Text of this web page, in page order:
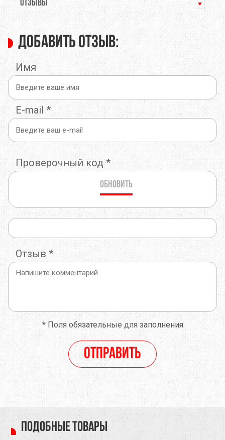
ОТЗЫВЫ
Добавить отзыв:
Имя
E-mail *
Проверочный код *
Обновить
Отзыв *
*Поля обязательные для заполнения
Отправить
Подобные товары